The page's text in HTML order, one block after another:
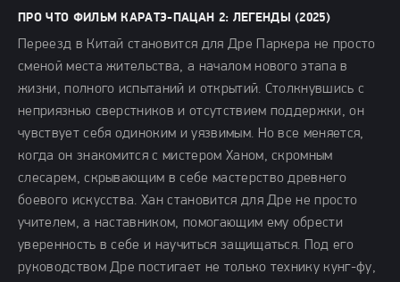
ПРО ЧТО ФИЛЬМ КАРАТЭ-ПАЦАН 2: ЛЕГЕНДЫ (2025)
Переезд в Китай становится для Дре Паркера не просто
сменой места жительства, а началом нового этапа в
жизни, полного испытаний и открытий. Столкнувшись с
неприязнью сверстников и отсутствием поддержки, он
чувствует себя одиноким и уязвимым. Но все меняется,
когда он знакомится с мистером Ханом, скромным
слесарем, скрывающим в себе мастерство древнего
боевого искусства. Хан становится для Дре не просто
учителем, а наставником, помогающим ему обрести
уверенность в себе и научиться защищаться. Под его
руководством Дре постигает не только технику кунг-фу,